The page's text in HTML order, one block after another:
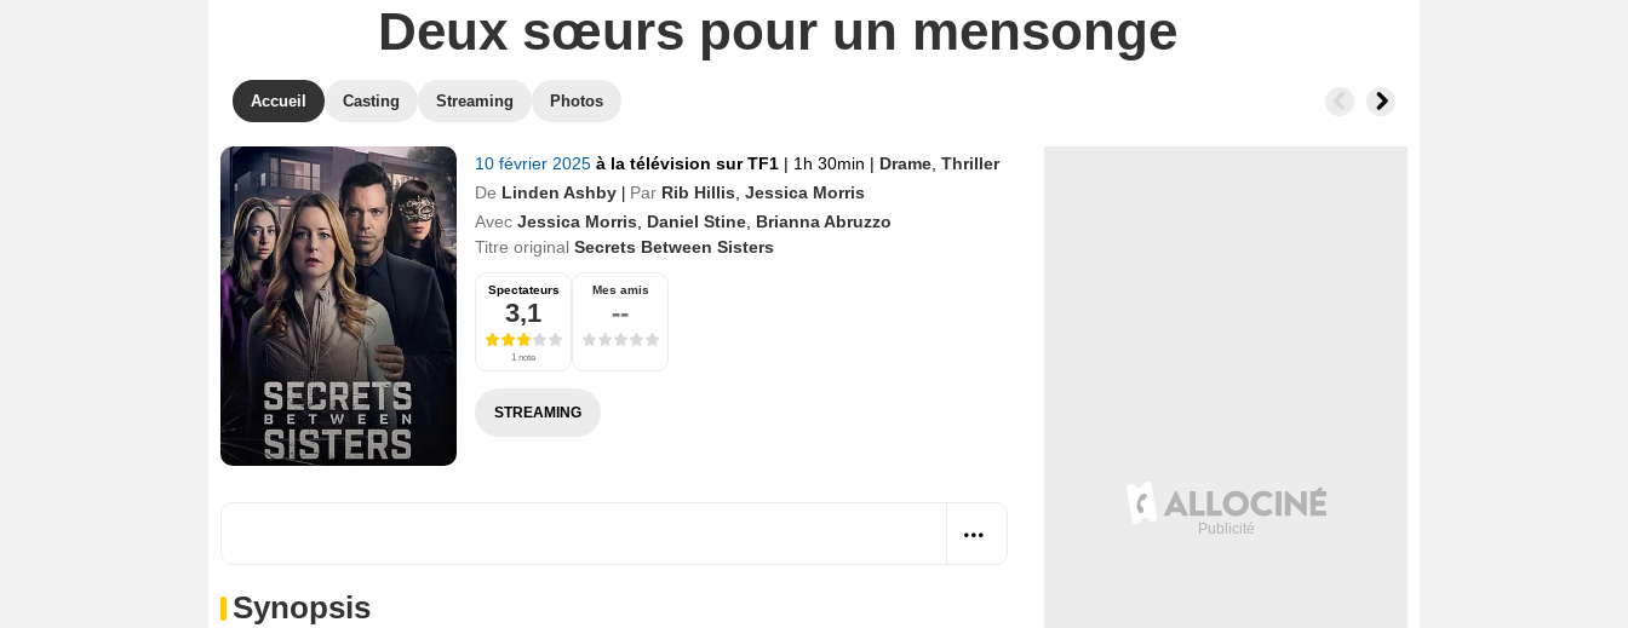
Deux sœurs pour un mensonge
Accueil Casting Streaming Photos
10 février 2025 à la télévision sur TF1 | 1h 30min | Drame Thriller
De Linden Ashby Par Rib Hillis Jessica Morris
Avec Jessica Morris Daniel Stine Brianna Abruzzo
Titre original Secrets Between Sisters
Spectateurs
3,1
1 note
Mes amis
--
STREAMING
Synopsis